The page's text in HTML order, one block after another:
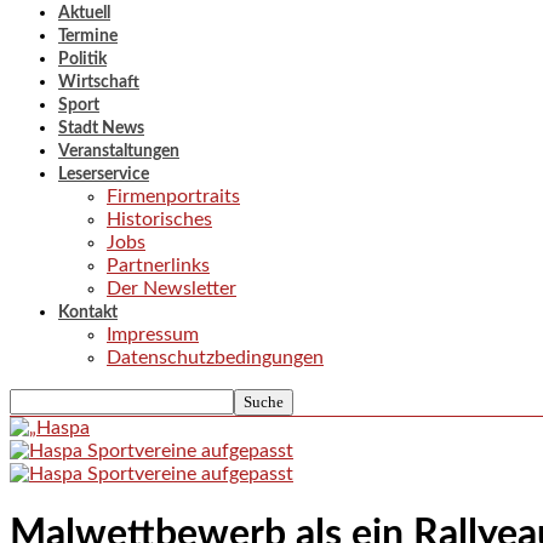
Aktuell
Termine
Politik
Wirtschaft
Sport
Stadt News
Veranstaltungen
Leserservice
Firmenportraits
Historisches
Jobs
Partnerlinks
Der Newsletter
Kontakt
Impressum
Datenschutzbedingungen
Malwettbewerb als ein